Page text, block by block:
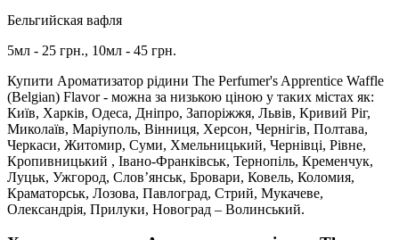
Бельгийская вафля
5мл - 25 грн., 10мл - 45 грн.
Купити Ароматизатор рідини The Perfumer's Apprentice Waffle
(Belgian) Flavor - можна за низькою ціною у таких містах як:
Київ, Харків, Одеса, Дніпро, Запоріжжя, Львів, Кривий Ріг,
Миколаїв, Маріуполь, Вінниця, Херсон, Чернігів, Полтава,
Черкаси, Житомир, Суми, Хмельницький, Чернівці, Рівне,
Кропивницький , Івано-Франківськ, Тернопіль, Кременчук,
Луцьк, Ужгород, Слов’янськ, Бровари, Ковель, Коломия,
Краматорськ, Лозова, Павлоград, Стрий, Мукачеве,
Олександрія, Прилуки, Новоград – Волинський.